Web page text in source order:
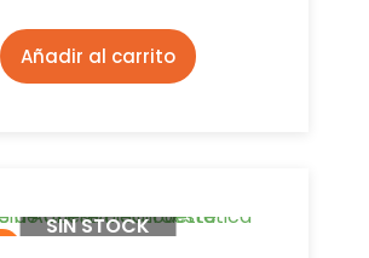
Añadir al carrito
SIN STOCK